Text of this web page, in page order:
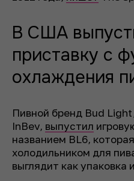
В США
приставку с
охлаждения
Пивной бренд Bud
InBev, выпустил
названием BL6,
холодильником для
выглядит как упаковка